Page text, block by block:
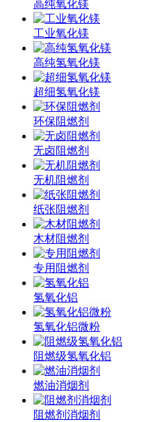
高纯氧化镁
工业氧化镁
高纯氢氧化镁
超细氢氧化镁
环保阻燃剂
无卤阻燃剂
无机阻燃剂
纸张阻燃剂
木材阻燃剂
专用阻燃剂
氢氧化铝
氢氧化铝微粉
阻燃级氢氧化铝
燃油消烟剂
阻燃剂消烟剂